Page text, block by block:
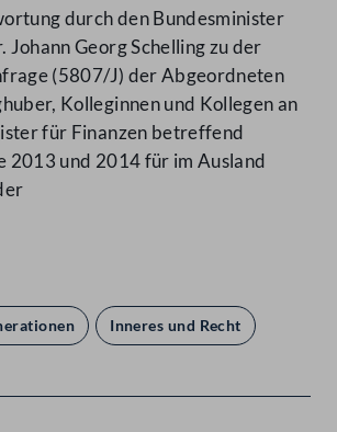
durch den Bundesminister
Johann Georg Schelling zu der
(5807/J) der Abgeordneten
Kolleginnen und Kollegen an
für Finanzen betreffend
2013 und 2014 für im Ausland
Inneres und Recht